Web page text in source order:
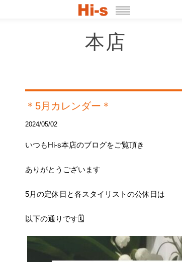
本店
＊5月カレンダー＊
2024/05/02
いつもHi-s本店のブログをご覧頂き
ありがとうございます
5月の定休日と各スタイリストの公休日は
以下の通りです🗓